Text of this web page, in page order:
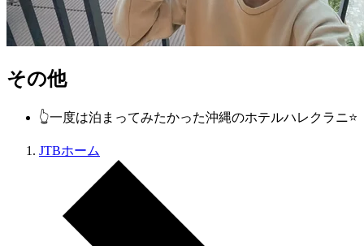
その他
👆一度は泊まってみたかった沖縄のホテルハレクラニ⭐
JTBホーム